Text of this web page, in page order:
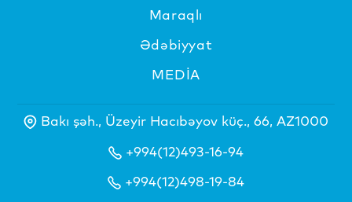
Maraqlı
Ədəbiyyat
MEDİA
Bakı şəh., Üzeyir Hacıbəyov küç., 66, AZ1000
+994(12)493-16-94
+994(12)498-19-84